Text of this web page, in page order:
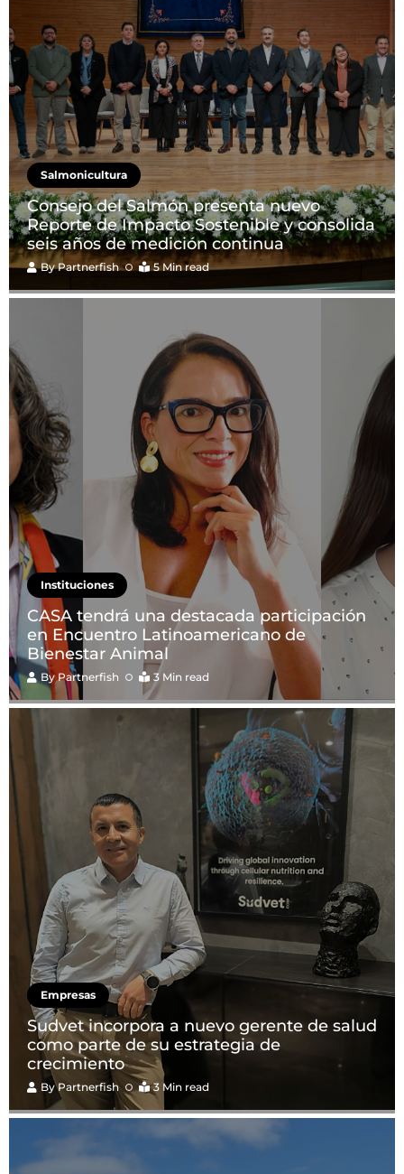
Salmonicultura
Consejo del Salmón presenta nuevo
Reporte de Impacto Sostenible y consolida
seis años de medición continua
ByPartnerfish 5 Min read
Instituciones
CASA tendrá una destacada participación
en Encuentro Latinoamericano de
Bienestar Animal
By Partnerfish 3 Min read
Empresas
Sudvet incorpora a nuevo gerente de salud
como parte de su estrategia de
crecimiento
ByPartnerfish 3 Min read